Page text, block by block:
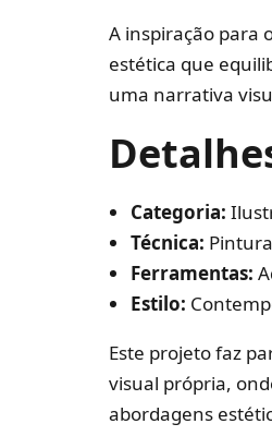
A inspiração para
estética que
uma narrativa
Categoria:
Técnica:
Ferramentas:
Estilo:
Este projeto faz
visual própria,
abordagens